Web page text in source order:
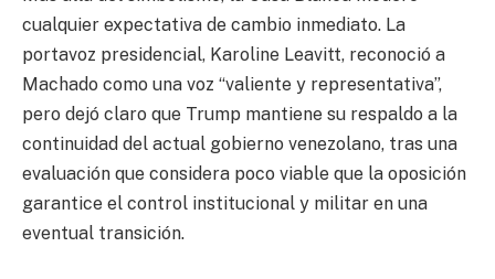
cualquier expectativa de cambio inmediato. La
portavoz presidencial, Karoline Leavitt, reconoció a
Machado como una voz “valiente y representativa”,
pero dejó claro que Trump mantiene su respaldo a la
continuidad del actual gobierno venezolano, tras una
evaluación que considera poco viable que la oposición
garantice el control institucional y militar en una
eventual transición.